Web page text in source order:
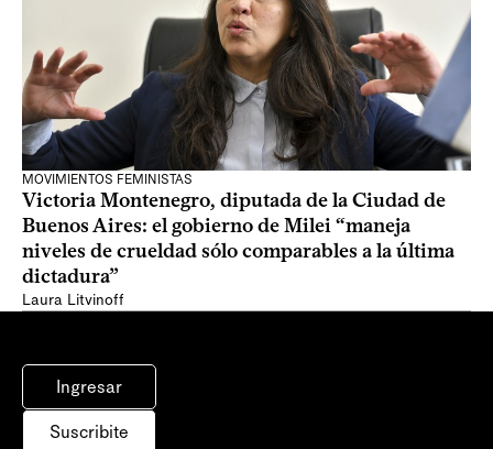
MOVIMIENTOS FEMINISTAS
Victoria Montenegro, diputada de la Ciudad de
Buenos Aires: el gobierno de Milei “maneja
niveles de crueldad sólo comparables a la última
dictadura”
Laura Litvinoff
Ingresar
Suscribite